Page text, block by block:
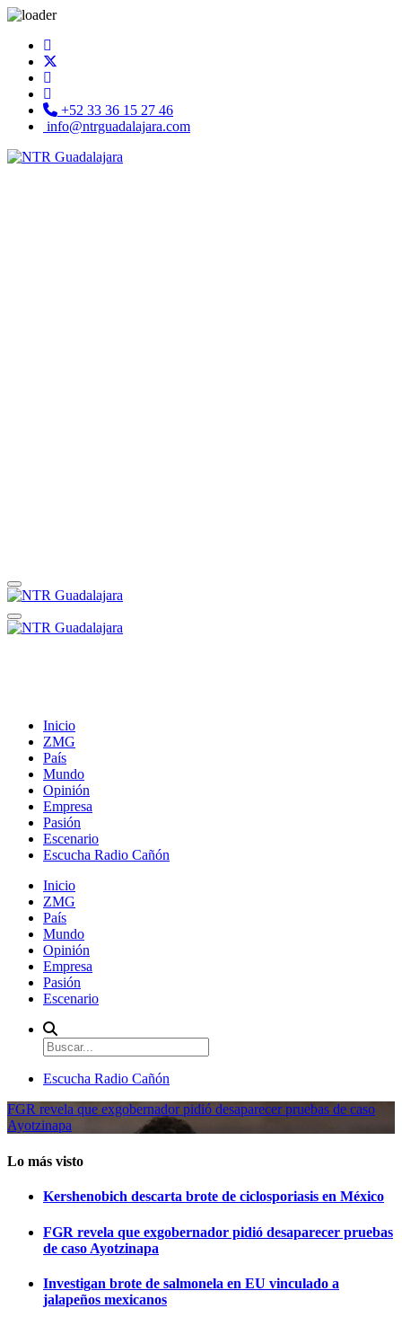
+52 33 36 15 27 46
info@ntrguadalajara.com
Inicio
ZMG
País
Mundo
Opinión
Empresa
Pasión
Escenario
Escucha Radio Cañón
Inicio
ZMG
País
Mundo
Opinión
Empresa
Pasión
Escenario
Escucha Radio Cañón
FGR revela que exgobernador pidió desaparecer pruebas de caso
Ayotzinapa
Lo más visto
Kershenobich descarta brote de ciclosporiasis en México
FGR revela que exgobernador pidió desaparecer pruebas
de caso Ayotzinapa
Investigan brote de salmonela en EU vinculado a
jalapeños mexicanos